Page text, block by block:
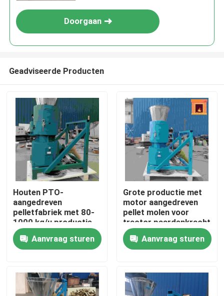
Thuis
VR-show
Doorgaan
Geadviseerde Producten
Houten PTO-
aangedreven
pelletfabriek met 80-
1000 kg/u productie
voor de productie van
houten pellet
Aanvraag sturen
Grote productie met
motor aangedreven
pellet molen voor
tractor paardenkracht
10-80 pk
Aanvraag sturen